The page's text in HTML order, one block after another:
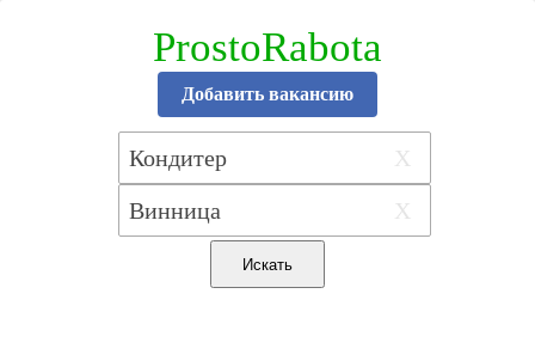
ProstoRabota
Добавить вакансию
X
X